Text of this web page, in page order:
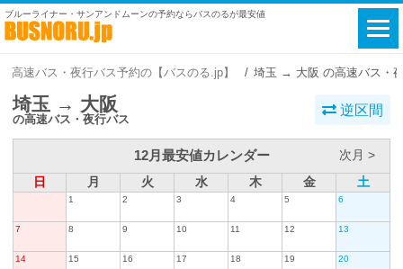
ブルーライナー・サンアンドムーンの予約ならバスのるが最安値
高速バス・夜行バス予約の【バスのる.jp】 埼玉 → 大阪 の高速バス・
埼玉 → 大阪
の高速バス・夜行バス
逆区間
12月最安値カレンダー
次月 >
日
月 火 水 木 金 土
1 2 3 4 5 6
7 8 9 10 11 12 13
14 15 16 17 18 19 20